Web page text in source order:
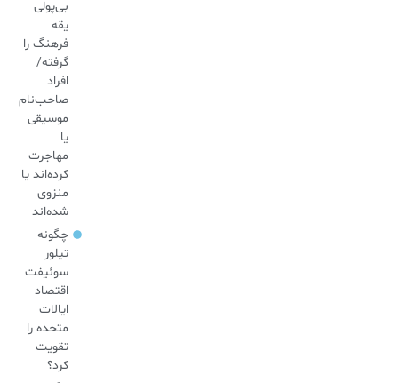
بی‌پولی
یقه
فرهنگ را
گرفته/
افراد
صاحب‌نام
موسیقی
یا
مهاجرت
کرده‌اند یا
منزوی
شده‌اند
چگونه
تیلور
سوئیفت
اقتصاد
ایالات
متحده را
تقویت
کرد؟